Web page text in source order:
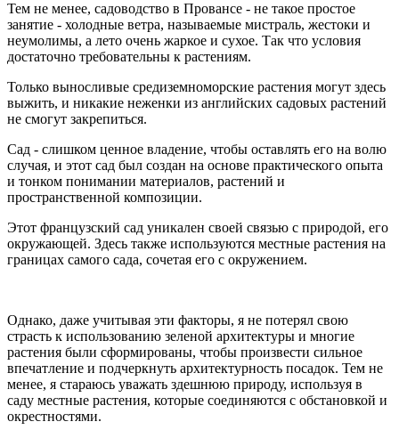
Тем не менее, садоводство в Провансе - не такое простое
занятие - холодные ветра, называемые мистраль, жестоки и
неумолимы, а лето очень жаркое и сухое. Так что условия
достаточно требовательны к растениям.
Только выносливые средиземноморские растения могут здесь
выжить, и никакие неженки из английских садовых растений
не смогут закрепиться.
Сад - слишком ценное владение, чтобы оставлять его на волю
случая, и этот сад был создан на основе практического опыта
и тонком понимании материалов, растений и
пространственной композиции.
Этот французский сад уникален своей связью с природой, его
окружающей. Здесь также используются местные растения на
границах самого сада, сочетая его с окружением.
Однако, даже учитывая эти факторы, я не потерял свою
страсть к использованию зеленой архитектуры и многие
растения были сформированы, чтобы произвести сильное
впечатление и подчеркнуть архитектурность посадок. Тем не
менее, я стараюсь уважать здешнюю природу, используя в
саду местные растения, которые соединяются с обстановкой и
окрестностями.